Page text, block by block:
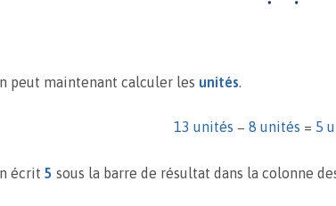
peut maintenant calculer les unités
13 unités − 8 unités = 5
écrit 5 sous la barre de résultat dans la colonne